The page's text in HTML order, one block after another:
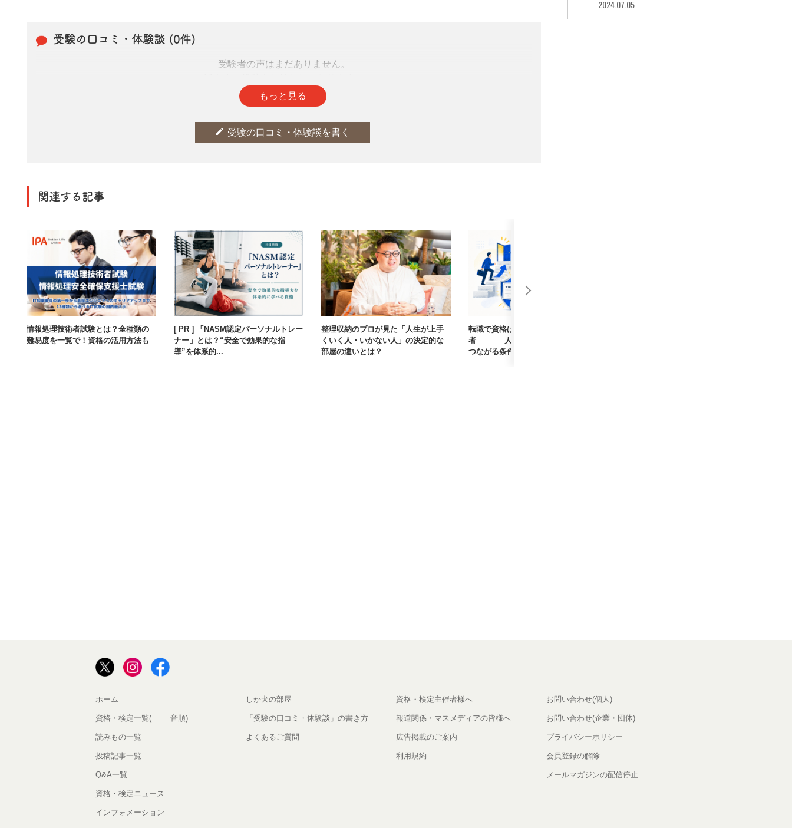
受験の口コミ・体験談 (0件)
受験者の声はまだありません。
もっと見る
edit 受験の口コミ・体験談を書く
関連する記事
情報処理技術者試験とは？全種類の
難易度を一覧で！資格の活用方法も
[ PR ] 「NASM認定パーソナルトレー
ナー」とは？“安全で効果的な指
導”を体系的...
整理収納のプロが見た「人生が上手
くいく人・いかない人」の決定的な
部屋の違いとは？
転職で資格は武器になる？採用担当
者405人に聞いた、資格が評価に
つながる条件【まなびイ...
2024.07.05
ホーム
資格・検定一覧(50音順)
読みもの一覧
投稿記事一覧
Q&A一覧
資格・検定ニュース
インフォメーション
しか犬の部屋
「受験の口コミ・体験談」の書き方
よくあるご質問
資格・検定主催者様へ
報道関係・マスメディアの皆様へ
広告掲載のご案内
利用規約
お問い合わせ(個人)
お問い合わせ(企業・団体)
プライバシーポリシー
会員登録の解除
メールマガジンの配信停止